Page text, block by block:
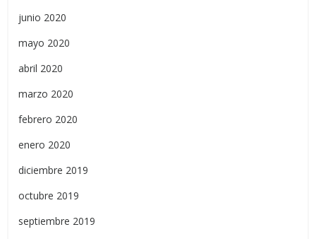
junio 2020
mayo 2020
abril 2020
marzo 2020
febrero 2020
enero 2020
diciembre 2019
octubre 2019
septiembre 2019